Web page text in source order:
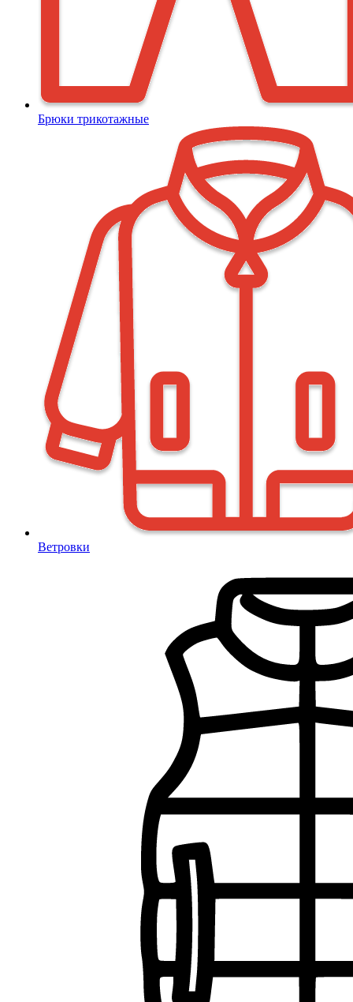
Брюки трикотажные
Ветровки